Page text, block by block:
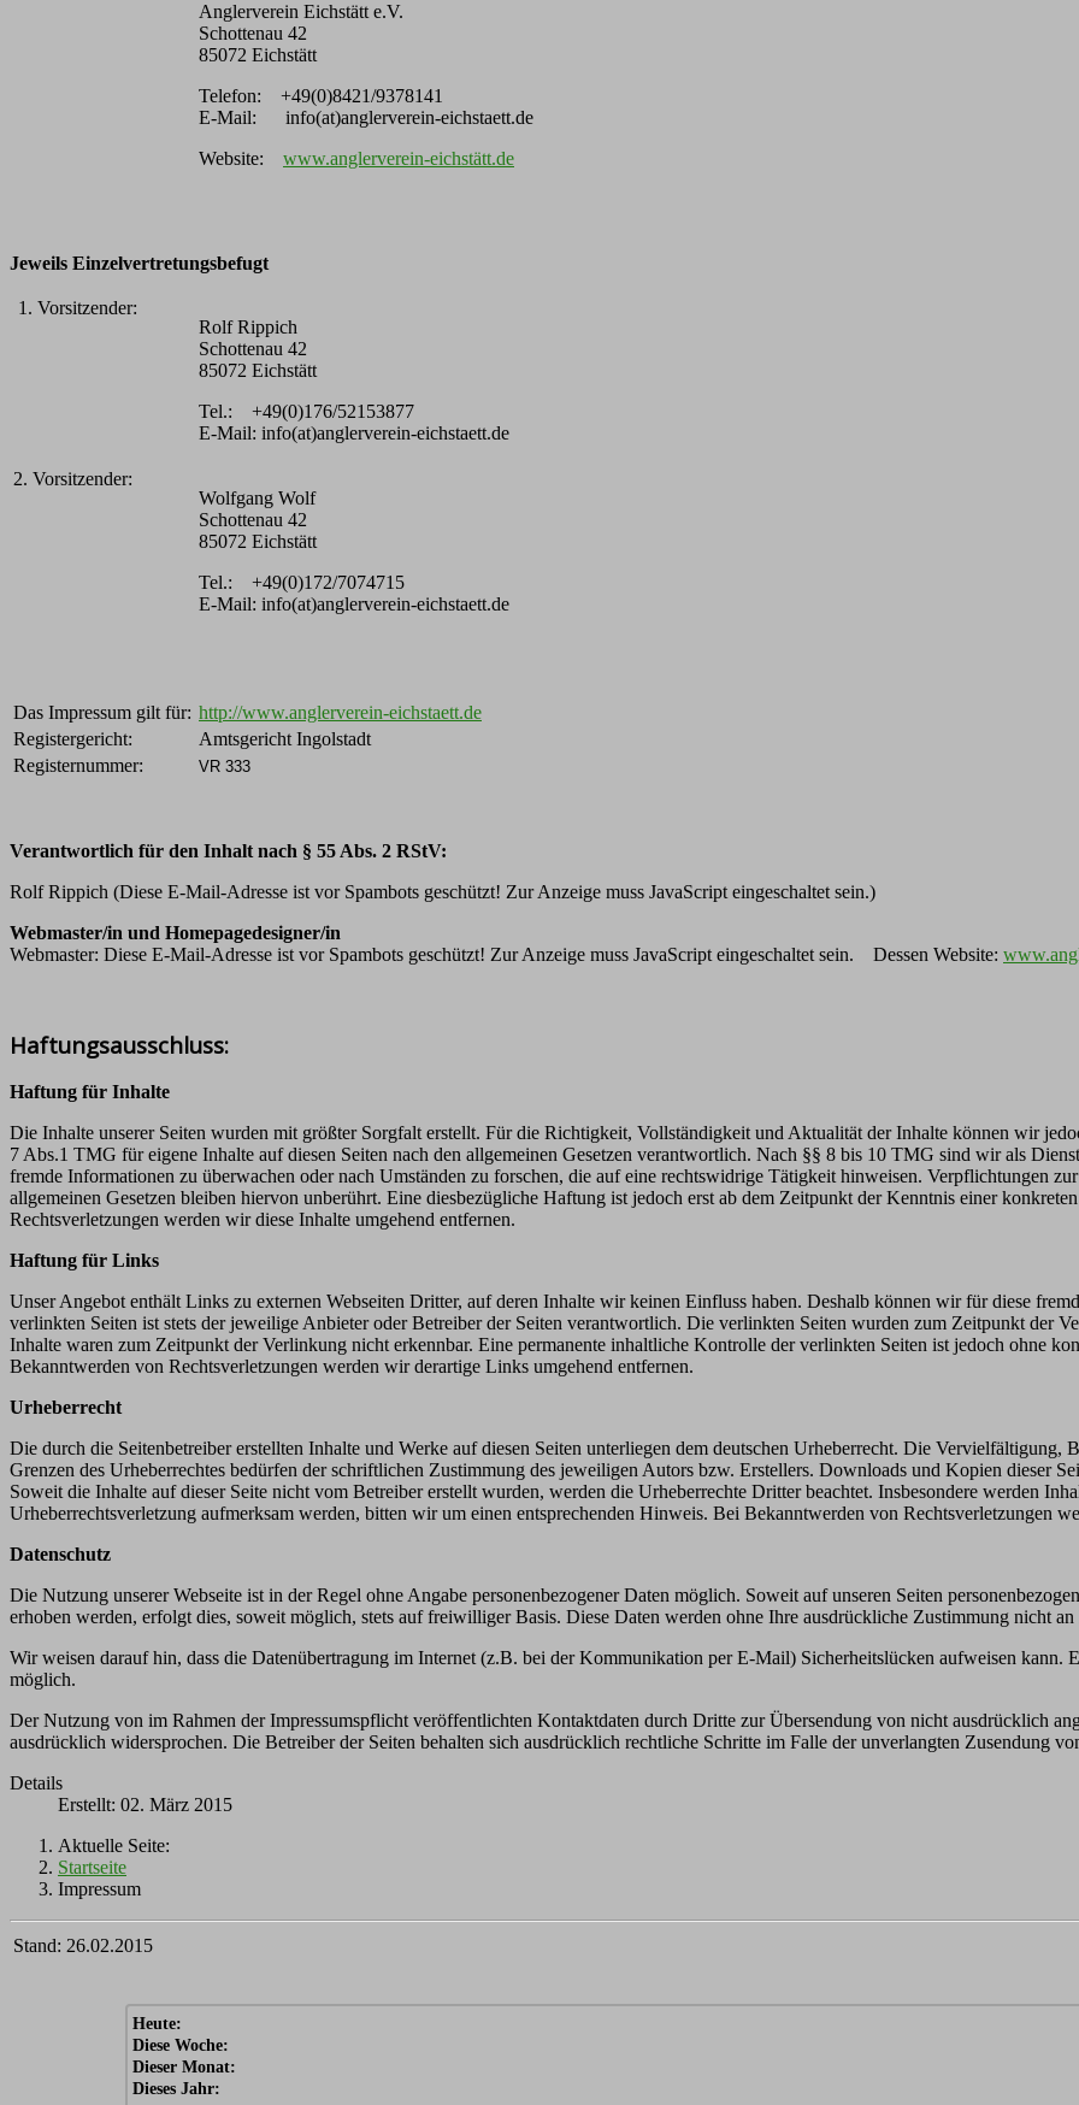
Anglerverein Eichstätt e.V.
Schottenau 42
85072 Eichstätt
Telefon: +49(0)8421/9378141
E-Mail: info(at)anglerverein-eichstaett.de
Website: www.anglerverein-eichstätt.de
Jeweils Einzelvertretungsbefugt
1. Vorsitzender:
Rolf Rippich
Schottenau 42
85072 Eichstätt
Tel.: +49(0)176/52153877
E-Mail: info(at)anglerverein-eichstaett.de
2. Vorsitzender:
Wolfgang Wolf
Schottenau 42
85072 Eichstätt
Tel.: +49(0)172/7074715
E-Mail: info(at)anglerverein-eichstaett.de
Das Impressum gilt für: http://www.anglerverein-eichstaett.de
Registergericht:
Amtsgericht Ingolstadt
Registernummer:
VR 333
Verantwortlich für den Inhalt nach § 55 Abs. 2 RStV:
Rolf Rippich (Diese E-Mail-Adresse ist vor Spambots geschützt! Zur Anzeige muss JavaScript eingeschaltet sein.)
Webmaster/in und Homepagedesigner/in
Webmaster: Diese E-Mail-Adresse ist vor Spambots geschützt! Zur Anzeige muss JavaScript eingeschaltet sein. Dessen Website:
Haftungsausschluss:
Haftung für Inhalte
Die Inhalte unserer Seiten wurden mit größter Sorgfalt erstellt. Für die Richtigkeit, Vollständigkeit und Aktualität der Inhalte können wir
7 Abs.1 TMG für eigene Inhalte auf diesen Seiten nach den allgemeinen Gesetzen verantwortlich. Nach §§ 8 bis 10 TMG sind wir als
fremde Informationen zu überwachen oder nach Umständen zu forschen, die auf eine rechtswidrige Tätigkeit hinweisen. Verpflichtungen
allgemeinen Gesetzen bleiben hiervon unberührt. Eine diesbezügliche Haftung ist jedoch erst ab dem Zeitpunkt der Kenntnis einer
Rechtsverletzungen werden wir diese Inhalte umgehend entfernen.
Haftung für Links
Unser Angebot enthält Links zu externen Webseiten Dritter, auf deren Inhalte wir keinen Einfluss haben. Deshalb können wir für diese
verlinkten Seiten ist stets der jeweilige Anbieter oder Betreiber der Seiten verantwortlich. Die verlinkten Seiten wurden zum Zeitpunkt der
Inhalte waren zum Zeitpunkt der Verlinkung nicht erkennbar. Eine permanente inhaltliche Kontrolle der verlinkten Seiten ist jedoch ohne
Bekanntwerden von Rechtsverletzungen werden wir derartige Links umgehend entfernen.
Urheberrecht
Die durch die Seitenbetreiber erstellten Inhalte und Werke auf diesen Seiten unterliegen dem deutschen Urheberrecht. Die
Grenzen des Urheberrechtes bedürfen der schriftlichen Zustimmung des jeweiligen Autors bzw. Erstellers. Downloads und Kopien dieser
Soweit die Inhalte auf dieser Seite nicht vom Betreiber erstellt wurden, werden die Urheberrechte Dritter beachtet. Insbesondere werden
Urheberrechtsverletzung aufmerksam werden, bitten wir um einen entsprechenden Hinweis. Bei Bekanntwerden von Rechtsverletzungen
Datenschutz
Die Nutzung unserer Webseite ist in der Regel ohne Angabe personenbezogener Daten möglich. Soweit auf unseren Seiten
erhoben werden, erfolgt dies, soweit möglich, stets auf freiwilliger Basis. Diese Daten werden ohne Ihre ausdrückliche Zustimmung nicht
Wir weisen darauf hin, dass die Datenübertragung im Internet (z.B. bei der Kommunikation per E-Mail) Sicherheitslücken aufweisen
möglich.
Der Nutzung von im Rahmen der Impressumspflicht veröffentlichten Kontaktdaten durch Dritte zur Übersendung von nicht ausdrücklich
ausdrücklich widersprochen. Die Betreiber der Seiten behalten sich ausdrücklich rechtliche Schritte im Falle der unverlangten Zusendung
Details
Erstellt: 02. März 2015
Aktuelle Seite:
Startseite
Impressum
Stand: 26.02.2015
Heute:
Diese Woche:
Dieser Monat:
Dieses Jahr: